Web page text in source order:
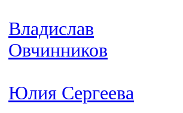
Владислав
Овчинников
Юлия Сергеева